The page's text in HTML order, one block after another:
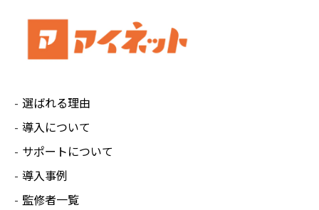
選ばれる理由
導入について
サポートについて
導入事例
監修者一覧